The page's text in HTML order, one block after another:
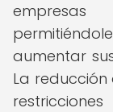
aumentar
La